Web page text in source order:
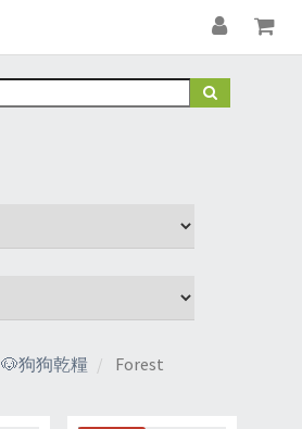
🐶狗狗乾糧 Forest